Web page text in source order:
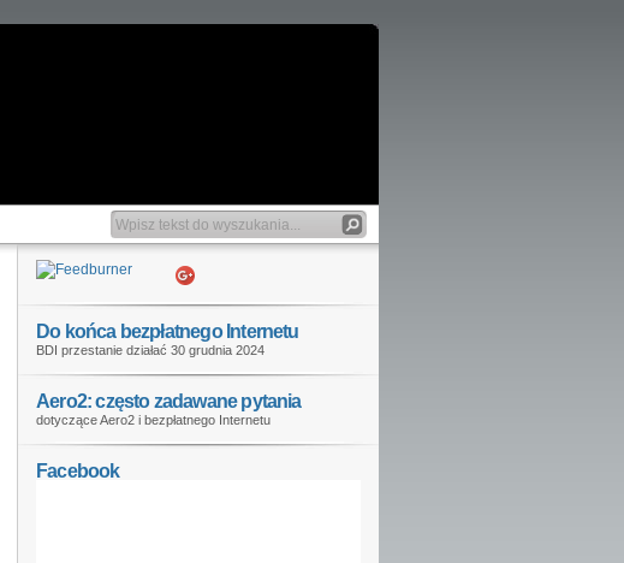
Do końca bezpłatnego Internetu
BDI przestanie działać 30 grudnia 2024
Aero2: często zadawane pytania
dotyczące Aero2 i bezpłatnego Internetu
Facebook